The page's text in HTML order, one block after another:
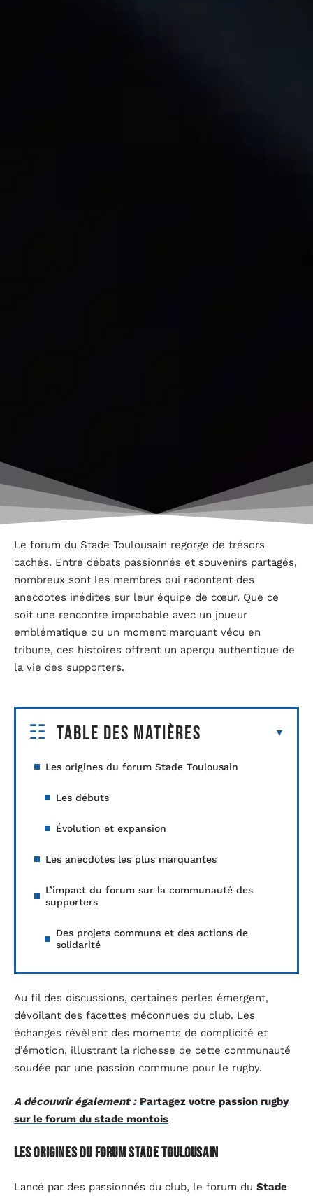
Le forum du Stade Toulousain regorge de trésors
cachés. Entre débats passionnés et souvenirs partagés,
nombreux sont les membres qui racontent des
anecdotes inédites sur leur équipe de cœur. Que ce
soit une rencontre improbable avec un joueur
emblématique ou un moment marquant vécu en
tribune, ces histoires offrent un aperçu authentique de
la vie des supporters.
Table des matières
Les origines du forum Stade Toulousain
Les débuts
Évolution et expansion
Les anecdotes les plus marquantes
L’impact du forum sur la communauté des
supporters
Des projets communs et des actions de
solidarité
Au fil des discussions, certaines perles émergent,
dévoilant des facettes méconnues du club. Les
échanges révèlent des moments de complicité et
d’émotion, illustrant la richesse de cette communauté
soudée par une passion commune pour le rugby.
A découvrir également : Partagez votre passion rugby
sur le forum du stade montois
Les origines du forum Stade Toulousain
Lancé par des passionnés du club, le forum du Stade